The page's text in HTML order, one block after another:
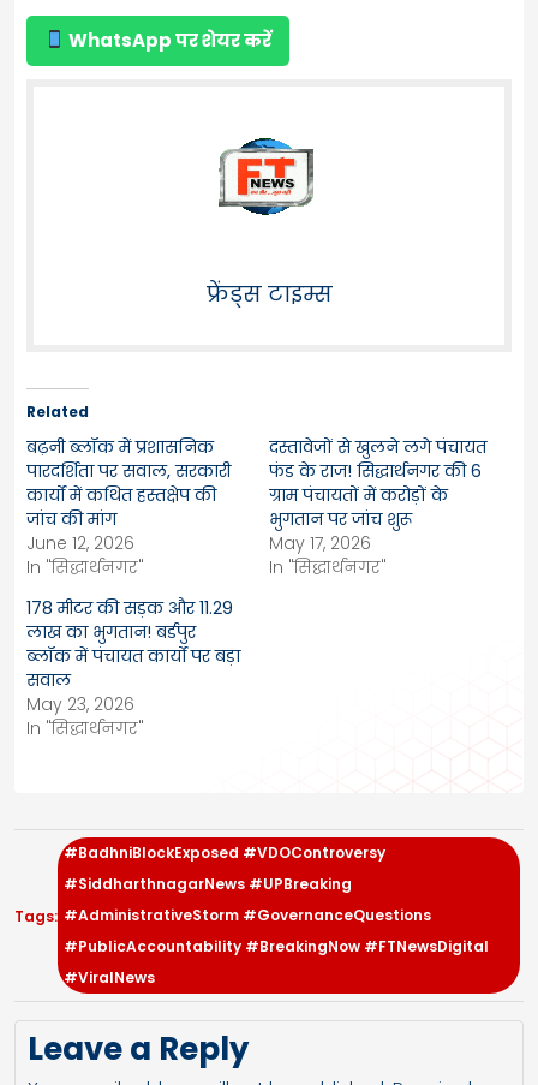
WhatsApp पर शेयर करें
फ्रेंड्स टाइम्स
Related
बढ़नी ब्लॉक में प्रशासनिक
पारदर्शिता पर सवाल, सरकारी
कार्यों में कथित हस्तक्षेप की
जांच की मांग
June 12, 2026
In "सिद्धार्थनगर"
दस्तावेजों से खुलने लगे पंचायत
फंड के राज! सिद्धार्थनगर की 6
ग्राम पंचायतों में करोड़ों के
भुगतान पर जांच शुरू
May 17, 2026
In "सिद्धार्थनगर"
178 मीटर की सड़क और 11.29
लाख का भुगतान! बर्डपुर
ब्लॉक में पंचायत कार्यों पर बड़ा
सवाल
May 23, 2026
In "सिद्धार्थनगर"
Tags:
#BadhniBlockExposed #VDOControversy
#SiddharthnagarNews #UPBreaking
#AdministrativeStorm #GovernanceQuestions
#PublicAccountability #BreakingNow #FTNewsDigital
#ViralNews
Leave a Reply